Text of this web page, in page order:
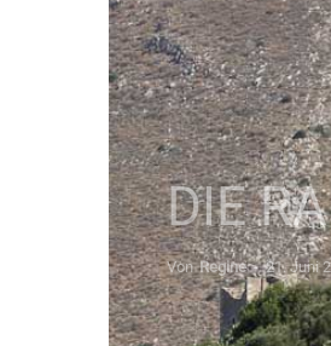
DIE
Von Regine - 21. Juni